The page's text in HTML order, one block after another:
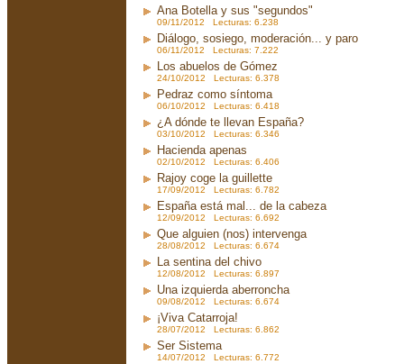
Ana Botella y sus "segundos"
09/11/2012 Lecturas: 6.238
Diálogo, sosiego, moderación... y paro
06/11/2012 Lecturas: 7.222
Los abuelos de Gómez
24/10/2012 Lecturas: 6.378
Pedraz como síntoma
06/10/2012 Lecturas: 6.418
¿A dónde te llevan España?
03/10/2012 Lecturas: 6.346
Hacienda apenas
02/10/2012 Lecturas: 6.406
Rajoy coge la guillette
17/09/2012 Lecturas: 6.782
España está mal... de la cabeza
12/09/2012 Lecturas: 6.692
Que alguien (nos) intervenga
28/08/2012 Lecturas: 6.674
La sentina del chivo
12/08/2012 Lecturas: 6.897
Una izquierda aberroncha
09/08/2012 Lecturas: 6.674
¡Viva Catarroja!
28/07/2012 Lecturas: 6.862
Ser Sistema
14/07/2012 Lecturas: 6.772